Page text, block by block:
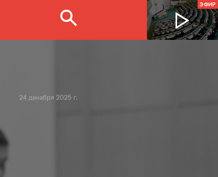
ЭФИР
24 декабря 2025 г.